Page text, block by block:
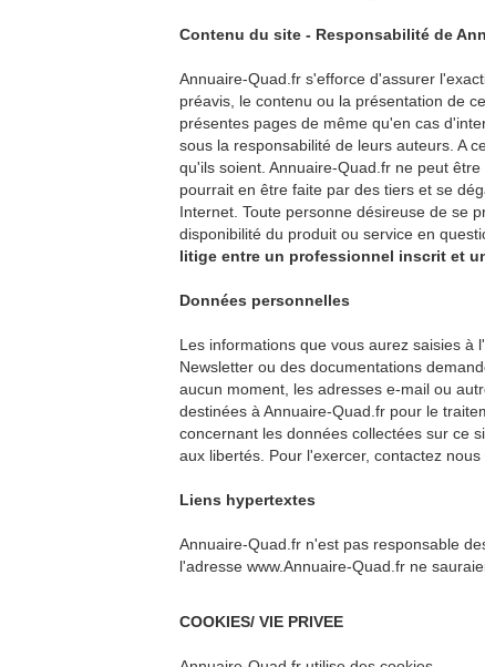
Contenu du site - Responsabilité de
Annuaire-Quad.fr s'efforce d'assurer
préavis, le contenu ou la présentation de
présentes pages de même qu'en cas
sous la responsabilité de leurs auteurs. A
qu'ils soient. Annuaire-Quad.fr ne peut
pourrait en être faite par des tiers et se
Internet. Toute personne désireuse de se
disponibilité du produit ou service en
litige entre un professionnel inscrit et
Données personnelles
Les informations que vous aurez saisies à
Newsletter ou des documentations
aucun moment, les adresses e-mail ou
destinées à Annuaire-Quad.fr pour le
concernant les données collectées sur ce
aux libertés. Pour l'exercer, contactez
Liens hypertextes
Annuaire-Quad.fr n'est pas responsable
l'adresse www.Annuaire-Quad.fr ne
COOKIES/ VIE PRIVEE